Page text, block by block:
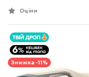
Оціни
Знижка -11%